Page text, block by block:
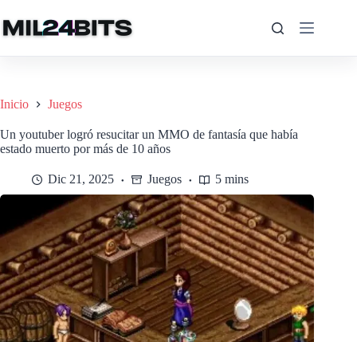
al
contenido
Inicio Juegos
Un youtuber logró resucitar un MMO de fantasía que había
estado muerto por más de 10 años
Dic 21, 2025 Juegos 5 mins